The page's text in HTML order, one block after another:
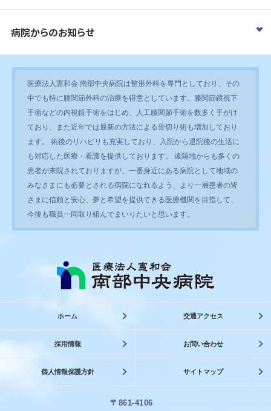
病院からのお知らせ
医療法人憲和会 南部中央病院は整形外科を専門としており、その
中でも特に膝関節外科の治療を得意としています。膝関節鏡視下
手術などの内視鏡手術をはじめ、人工膝関節手術を数多く手がけ
ており、また近年では最新の方法による骨切り術も増加しており
ます。 術後のリハビリも充実しており、入院から退院後の生活に
も対応した医療・看護を提供しております。 遠隔地からも多くの
患者が来院されておりますが、一番身近にある病院として地域の
みなさまにも必要とされる病院になれるよう、より一層患者の皆
さまに信頼と安心、夢と希望を提供できる医療機関を目指して、
今後も職員一同取り組んでまいりたいと思います。
ホーム 交通アクセス
採用情報 お問い合わせ
個人情報保護方針 サイトマップ
〒861-4106